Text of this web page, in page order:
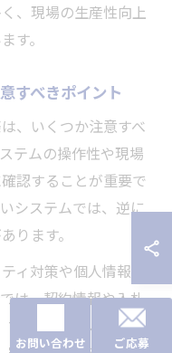
、現場の生産性向上
す。
すべきポイント
、いくつか注意すべ
テムの操作性や現場
認することが重要で
システムでは、逆に
ります。
ィ対策や個人情報の
は、契約情報や入札
ているため、情報漏
お問い合わせ ご応募